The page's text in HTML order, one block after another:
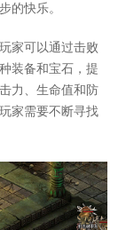
的快乐。
家可以通过击败
装备和宝石，提
力、生命值和防
家需要不断寻找